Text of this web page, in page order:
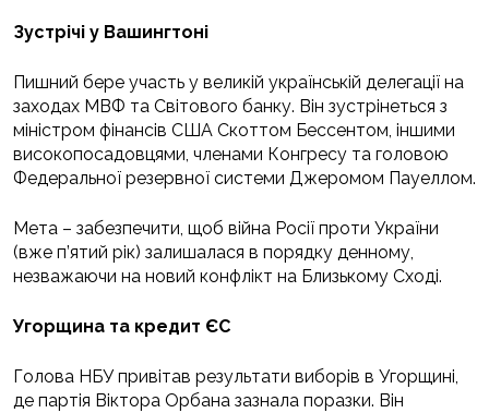
Зустрічі у Вашингтоні
Пишний бере участь у великій українській делегації на
заходах МВФ та Світового банку. Він зустрінеться з
міністром фінансів США Скоттом Бессентом, іншими
високопосадовцями, членами Конгресу та головою
Федеральної резервної системи Джеромом Пауеллом.
Мета – забезпечити, щоб війна Росії проти України
(вже п’ятий рік) залишалася в порядку денному,
незважаючи на новий конфлікт на Близькому Сході.
Угорщина та кредит ЄС
Голова НБУ привітав результати виборів в Угорщині,
де партія Віктора Орбана зазнала поразки. Він